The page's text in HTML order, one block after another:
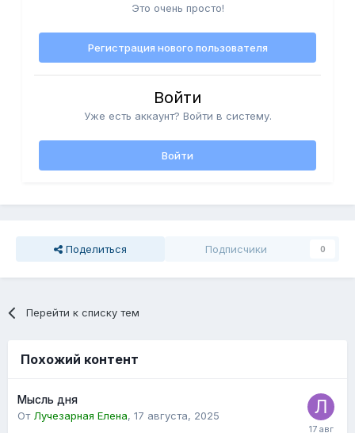
Это очень просто!
Регистрация нового пользователя
Войти
Уже есть аккаунт? Войти в систему.
Войти
Поделиться Подписчики 0
Перейти к списку тем
Похожий контент
Мысль дня
От Лучезарная Елена, 17 августа, 2025